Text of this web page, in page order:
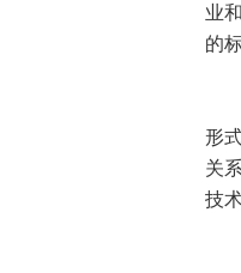
业
的
围
形
关
技
紧